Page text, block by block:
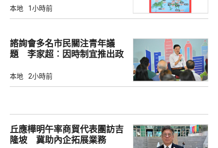
本地 1小時前
諮詢會多名市民關注青年議
題 李家超︰因時制宜推出政
本地 2小時前
丘應樺明午率商貿代表團訪吉
隆坡 冀助內企拓展業務